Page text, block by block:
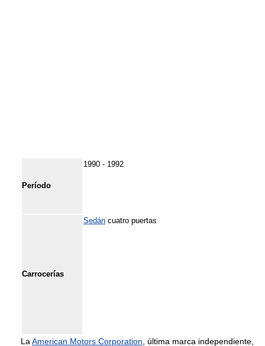
Período
1990 - 1992
Carrocerías
Sedán cuatro puertas
La American Motors Corporation , última marca independiente,